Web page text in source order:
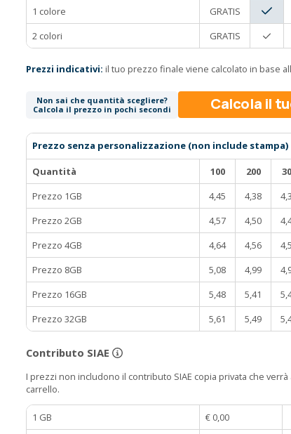
1 colore
GRATIS
2 colori
GRATIS
Prezzi indicativi: il tuo prezzo finale viene calcolato in base
Non sai che quantità scegliere?
Calcola il prezzo in pochi secondi
Calcola il
Prezzo senza personalizzazione (non include stampa)
Quantità
100 200
Prezzo 1GB
4,45 4,38
Prezzo 2GB
4,57 4,50
Prezzo 4GB
4,64 4,56
Prezzo 8GB
5,08 4,99
Prezzo 16GB
5,48 5,41
Prezzo 32GB
5,61 5,49
Contributo SIAE
I prezzi non includono il contributo SIAE copia privata che
carrello.
1 GB € 0,00